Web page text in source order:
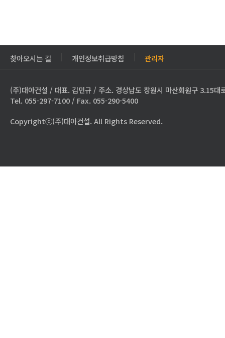
찾아오시는 길 개인정보취급방침 관리자
(주)대아건설 / 대표. 김민규 / 주소. 경상남도 창원시 마산회원구 3.15대
Tel. 055-297-7100 / Fax. 055-290-5400
Copyrightⓒ(주)대아건설. All Rights Reserved.